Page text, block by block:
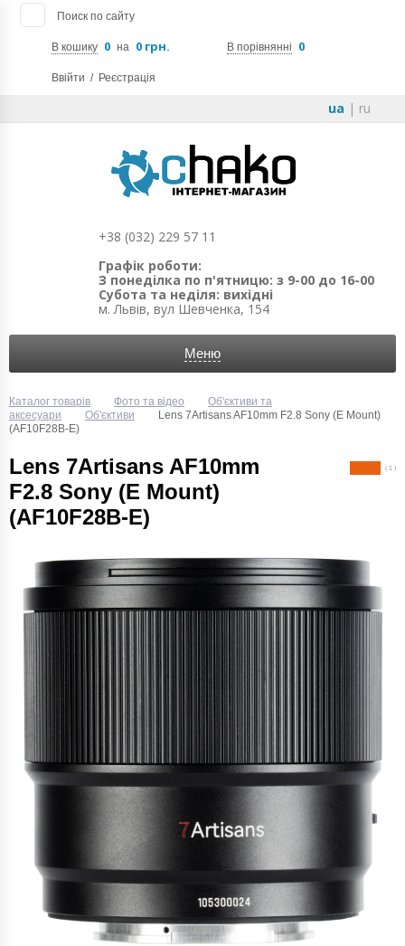
Поиск по сайту
В кошику 0 на 0 грн. В порівнянні 0
Ввійти / Реєстрація
ua | ru
+38 (032) 229 57 11
Графік роботи:
З понеділка по п'ятницю: з 9-00 до 16-00
Субота та неділя: вихідні
м. Львів, вул Шевченка, 154
Меню
Каталог товарів Фото та відео
Об'єктиви та
аксесуари
Об'єктиви
Lens 7Artisans AF10mm F2.8 Sony (E Mount)
(AF10F28B-E)
Lens 7Artisans AF10mm
F2.8 Sony (E Mount)
(AF10F28B-E)
( 1 )